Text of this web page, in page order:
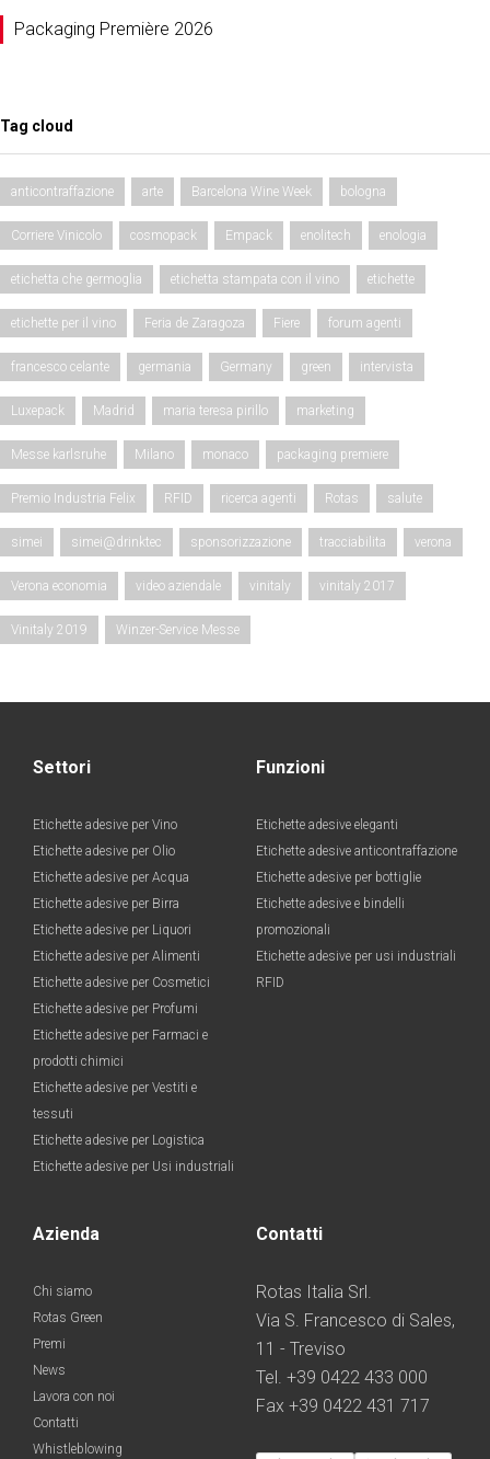
Packaging Première 2026
Tag cloud
anticontraffazione arte Barcelona Wine Week bologna
Corriere Vinicolo cosmopack Empack enolitech enologia
etichetta che germoglia etichetta stampata con il vino etichette
etichette per il vino Feria de Zaragoza Fiere forum agenti
francesco celante germania Germany green intervista
Luxepack Madrid maria teresa pirillo marketing
Messe karlsruhe Milano monaco packaging premiere
Premio Industria Felix RFID ricerca agenti Rotas salute
simei simei@drinktec sponsorizzazione tracciabilita verona
Verona economia video aziendale vinitaly vinitaly 2017
Vinitaly 2019 Winzer-Service Messe
Settori
Etichette adesive per Vino
Etichette adesive per Olio
Etichette adesive per Acqua
Etichette adesive per Birra
Etichette adesive per Liquori
Etichette adesive per Alimenti
Etichette adesive per Cosmetici
Etichette adesive per Profumi
Etichette adesive per Farmaci e
prodotti chimici
Etichette adesive per Vestiti e
tessuti
Etichette adesive per Logistica
Etichette adesive per Usi industriali
Funzioni
Etichette adesive eleganti
Etichette adesive anticontraffazione
Etichette adesive per bottiglie
Etichette adesive e bindelli
promozionali
Etichette adesive per usi industriali
RFID
Azienda
Chi siamo
Rotas Green
Premi
News
Lavora con noi
Contatti
Whistleblowing
Contatti
Rotas Italia Srl.
Via S. Francesco di Sales,
11 - Treviso
Tel. +39 0422 433 000
Fax +39 0422 431 717